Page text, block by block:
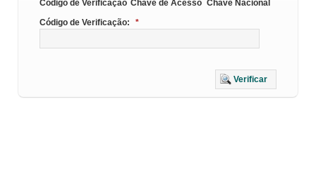
Código de Verificação Chave de Acesso Chave Nacional
Código de Verificação:
*
Verificar